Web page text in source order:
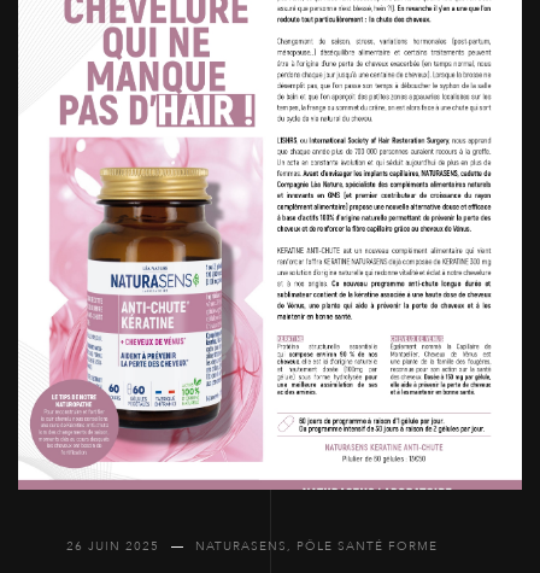
26 JUIN 2025 NATURASENS, PÔLE SANTÉ FORME